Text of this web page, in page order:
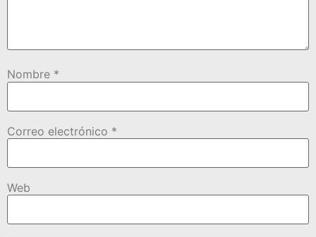
Nombre *
Correo electrónico *
Web